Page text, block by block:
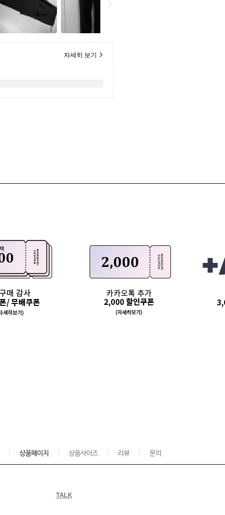
상품페이지 상품사이즈 리뷰 문의
TALK